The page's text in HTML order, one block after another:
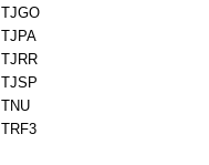
TJGO
TJPA
TJRR
TJSP
TNU
TRF3